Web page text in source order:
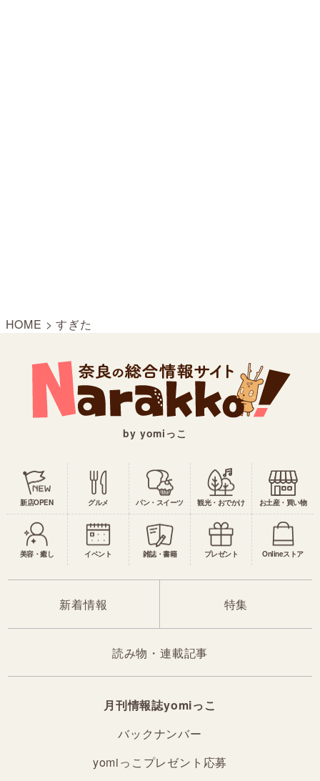
HOME >すぎた
by yomiっこ
新店OPEN グルメ パン・スイーツ 観光・おでかけ お土産・買い物
美容・癒し イベント 雑誌・書籍 プレゼント Onlineストア
新着情報 特集
読み物・連載記事
月刊情報誌yomiっこ
バックナンバー
yomiっこプレゼント応募